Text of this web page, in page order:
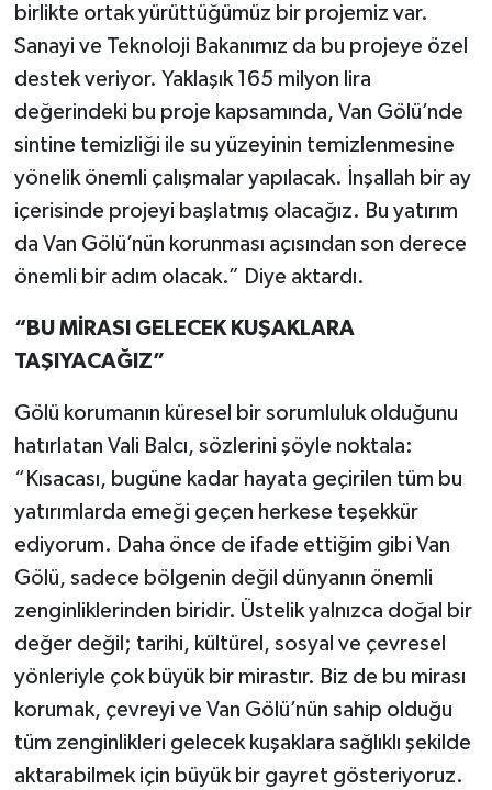
birlikte ortak yürüttüğümüz bir projemiz var.
Sanayi ve Teknoloji Bakanımız da bu projeye özel
destek veriyor. Yaklaşık 165 milyon lira
değerindeki bu proje kapsamında, Van Gölü’nde
sintine temizliği ile su yüzeyinin temizlenmesine
yönelik önemli çalışmalar yapılacak. İnşallah bir ay
içerisinde projeyi başlatmış olacağız. Bu yatırım
da Van Gölü’nün korunması açısından son derece
önemli bir adım olacak.” Diye aktardı.
“BU MİRASI GELECEK KUŞAKLARA
TAŞIYACAĞIZ”
Gölü korumanın küresel bir sorumluluk olduğunu
hatırlatan Vali Balcı, sözlerini şöyle noktala:
“Kısacası, bugüne kadar hayata geçirilen tüm bu
yatırımlarda emeği geçen herkese teşekkür
ediyorum. Daha önce de ifade ettiğim gibi Van
Gölü, sadece bölgenin değil dünyanın önemli
zenginliklerinden biridir. Üstelik yalnızca doğal bir
değer değil; tarihi, kültürel, sosyal ve çevresel
yönleriyle çok büyük bir mirastır. Biz de bu mirası
korumak, çevreyi ve Van Gölü’nün sahip olduğu
tüm zenginlikleri gelecek kuşaklara sağlıklı şekilde
aktarabilmek için büyük bir gayret gösteriyoruz.